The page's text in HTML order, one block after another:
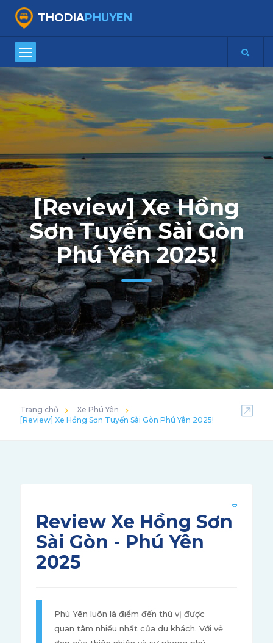
THODIAPHUYEN
[Review] Xe Hồng
Sơn Tuyến Sài Gòn
Phú Yên 2025!
Trang chủ
Xe Phú Yên
[Review] Xe Hồng Sơn Tuyến Sài Gòn Phú Yên 2025!
Review Xe Hồng Sơn
Sài Gòn - Phú Yên
2025
Phú Yên luôn là điểm đến thú vị được
quan tâm nhiều nhất của du khách. Với vẻ